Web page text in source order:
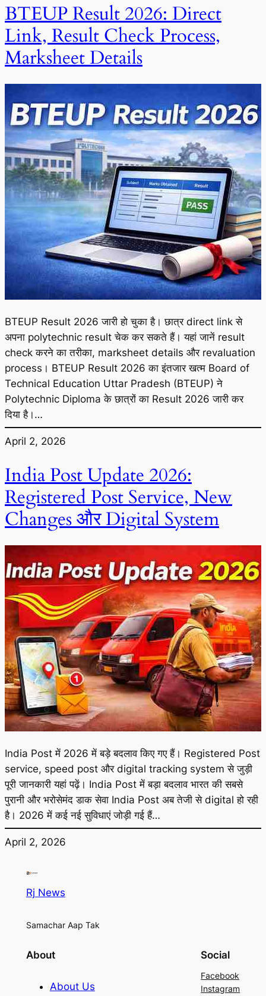
BTEUP Result 2026: Direct
Link, Result Check Process,
Marksheet Details
BTEUP Result 2026 जारी हो चुका है। छात्र direct link से
अपना polytechnic result चेक कर सकते हैं। यहां जानें result
check करने का तरीका, marksheet details और revaluation
process। BTEUP Result 2026 का इंतजार खत्म Board of
Technical Education Uttar Pradesh (BTEUP) ने
Polytechnic Diploma के छात्रों का Result 2026 जारी कर
दिया है।…
April 2, 2026
India Post Update 2026:
Registered Post Service, New
Changes और Digital System
India Post में 2026 में बड़े बदलाव किए गए हैं। Registered Post
service, speed post और digital tracking system से जुड़ी
पूरी जानकारी यहां पढ़ें। India Post में बड़ा बदलाव भारत की सबसे
पुरानी और भरोसेमंद डाक सेवा India Post अब तेजी से digital हो रही
है। 2026 में कई नई सुविधाएं जोड़ी गई हैं…
April 2, 2026
Rj News
Samachar Aap Tak
About
About Us
Social
Facebook
Instagram